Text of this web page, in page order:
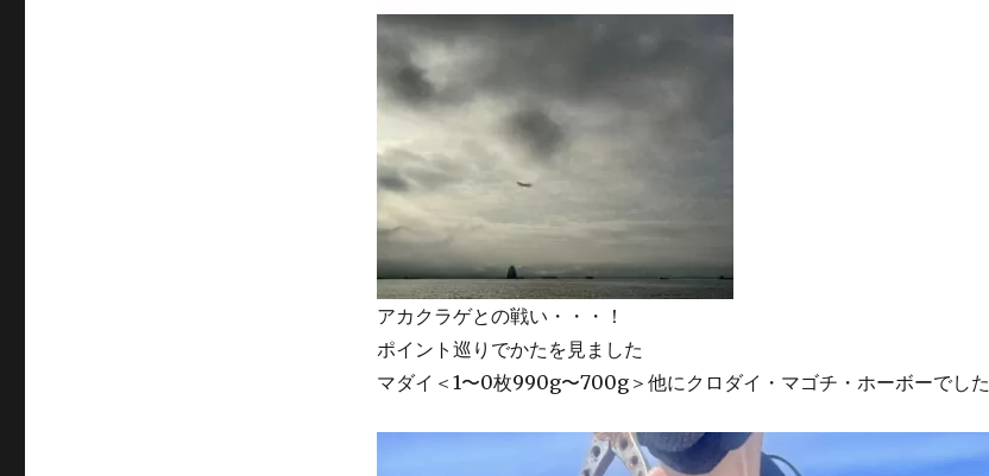
アカクラゲとの戦い・・・！
ポイント巡りでかたを見ました
マダイ＜1〜0枚990g〜700g＞他にクロダイ・マゴチ・ホーボーでした